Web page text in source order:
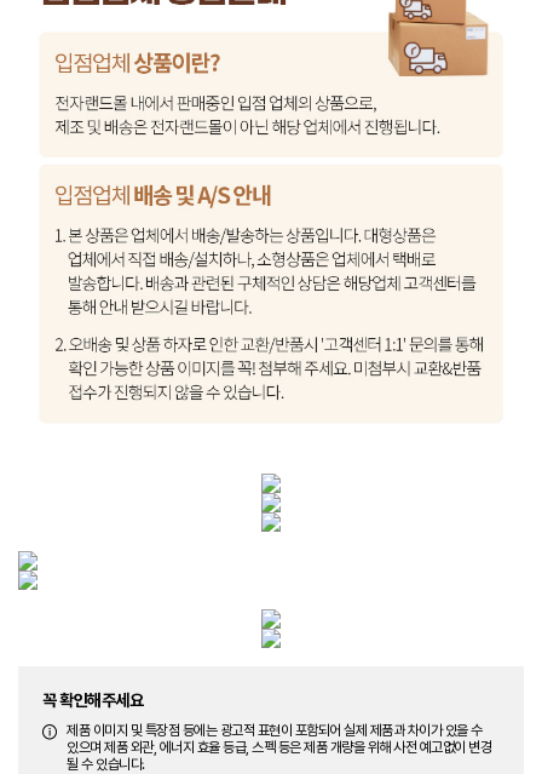
꼭 확인해주세요
제품 이미지 및 특장점 등에는 광고적 표현이 포함되어 실제 제품과 차이가 있을 수
있으며 제품 외관, 에너지 효율 등급, 스펙 등은 제품 개량을 위해 사전 예고없이 변경
될 수 있습니다.